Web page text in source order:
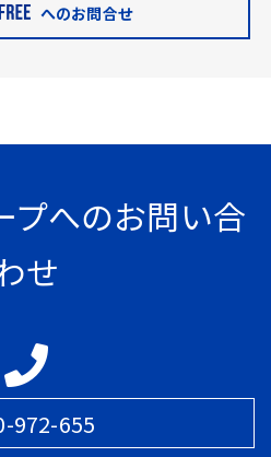
へのお問合せ
プへのお問い合
せ
972-655